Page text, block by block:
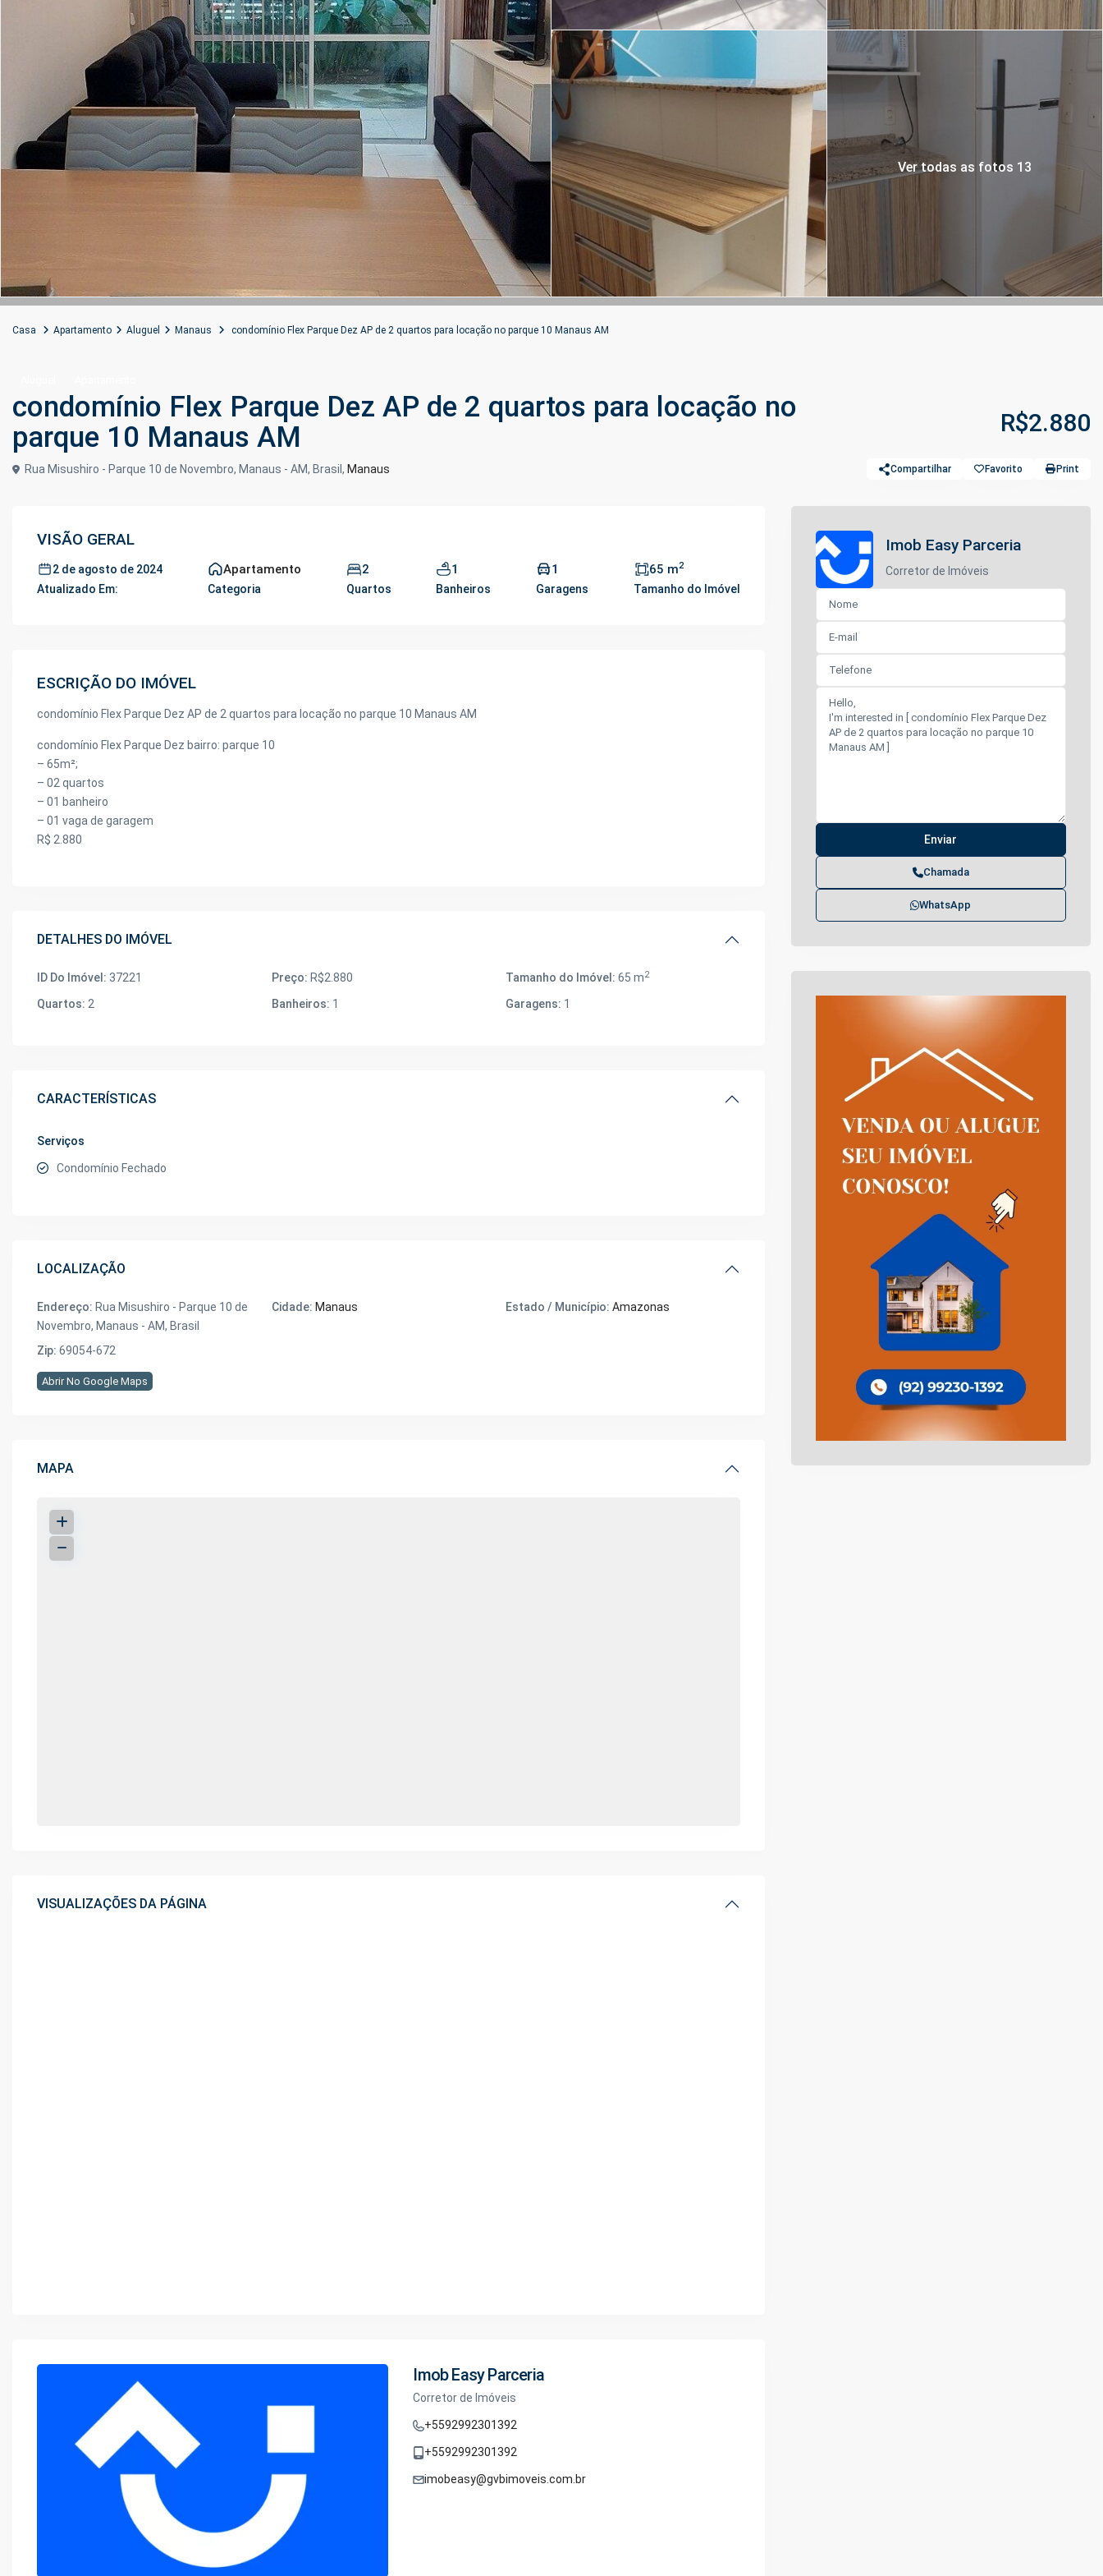
Ver todas as fotos 13
Casa Apartamento Aluguel Manaus condomínio Flex Parque Dez AP de 2 quartos para locação no parque 10 Manaus AM
condomínio Flex Parque Dez AP de 2 quartos para locação no
parque 10 Manaus AM
R$2.880
Rua Misushiro - Parque 10 de Novembro, Manaus - AM, Brasil, Manaus Compartilhar Favorito Print
VISÃO GERAL
2 de agosto de 2024
Atualizado Em:
Apartamento
Categoria
2
Quartos
1
Banheiros
1
Garagens
65 m2
Tamanho do Imóvel
ESCRIÇÃO DO IMÓVEL
condomínio Flex Parque Dez AP de 2 quartos para locação no parque 10 Manaus AM
condomínio Flex Parque Dez bairro: parque 10
– 65m²;
– 02 quartos
– 01 banheiro
– 01 vaga de garagem
R$ 2.880
DETALHES DO IMÓVEL
ID Do Imóvel: 37221 Preço: R$2.880 Tamanho do Imóvel: 65 m2
Quartos: 2 Banheiros: 1 Garagens: 1
CARACTERÍSTICAS
Serviços
Condomínio Fechado
LOCALIZAÇÃO
Endereço: Rua Misushiro - Parque 10 de
Novembro, Manaus - AM, Brasil
Cidade: Manaus Estado / Município: Amazonas
Zip: 69054-672
Abrir No Google Maps
MAPA
VISUALIZAÇÕES DA PÁGINA
Imob Easy Parceria
Corretor de Imóveis
+5592992301392
+5592992301392
imobeasy@gvbimoveis.com.br
Imob Easy Parceria
Corretor de Imóveis
Chamada
WhatsApp